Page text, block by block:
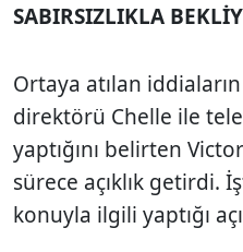
SABIRSIZLIKLA
Ortaya atılan
direktörü Chelle ile
yaptığını belirten
sürece açıklık getirdi.
konuyla ilgili yaptığı